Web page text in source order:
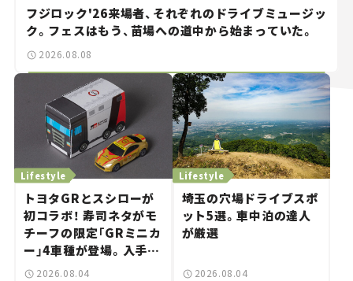
フジロック'26来場者、それぞれのドライブミュージッ
ク。フェスはもう、苗場への道中から始まっていた。
2026.08.08
トヨタGRとスシローが
初コラボ！ 寿司ネタがモ
チーフの限定「GRミニカ
ー」4車種が登場。入手方
法は？【クルマとホビー】
Lifestyle
2026.08.04
埼玉の穴場ドライブスポ
ット5選。車中泊の達人
が厳選
Lifestyle
2026.08.04